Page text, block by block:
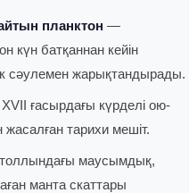
планктон —
күн батқаннан кейін
сәулемен жарықтандырады.
ғасырдағы күрделі ою-
тарихи мешіт.
маусымдық,
манта скаттары